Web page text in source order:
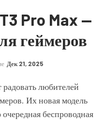
Pro Max —
геймеров
Дек 21, 2025
радовать любителей
Их новая модель
беспроводная